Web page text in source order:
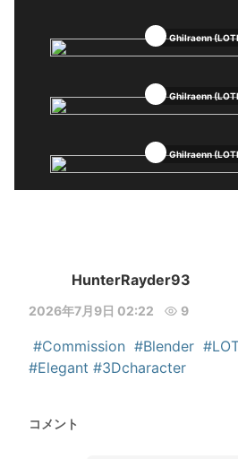
Ghilraenn
Ghilraenn
Ghilraenn
HunterRayder93
2026年7月9日 02:22 9
#Commission #Blender
#Elegant #3Dcharacter
コメント